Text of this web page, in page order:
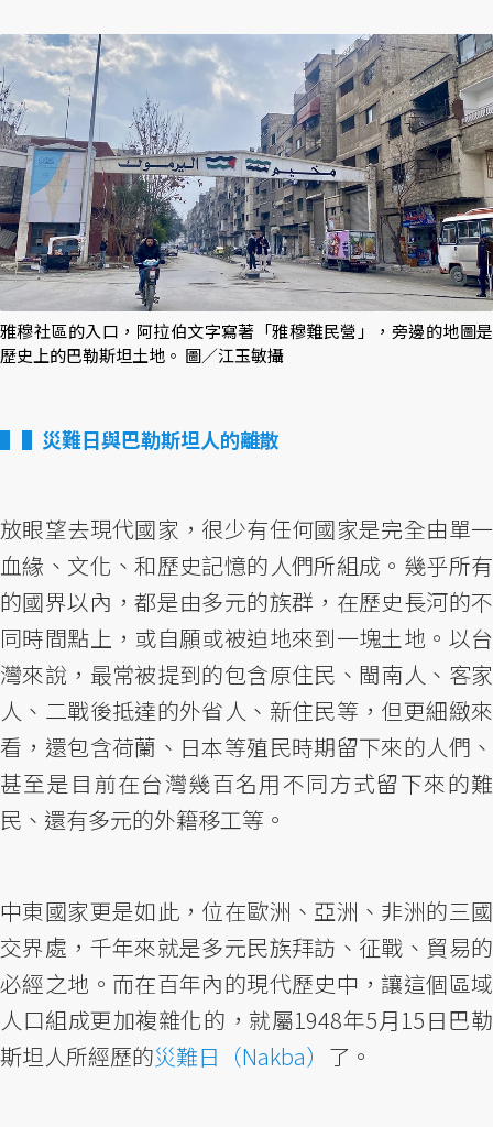
雅穆社區的入口，阿拉伯文字寫著「雅穆難民營」，旁邊的地圖是
歷史上的巴勒斯坦土地。 圖／江玉敏攝
▌災難日與巴勒斯坦人的離散
放眼望去現代國家，很少有任何國家是完全由單一
血緣、文化、和歷史記憶的人們所組成。幾乎所有
的國界以內，都是由多元的族群，在歷史長河的不
同時間點上，或自願或被迫地來到一塊土地。以台
灣來說，最常被提到的包含原住民、閩南人、客家
人、二戰後抵達的外省人、新住民等，但更細緻來
看，還包含荷蘭、日本等殖民時期留下來的人們、
甚至是目前在台灣幾百名用不同方式留下來的難
民、還有多元的外籍移工等。
中東國家更是如此，位在歐洲、亞洲、非洲的三國
交界處，千年來就是多元民族拜訪、征戰、貿易的
必經之地。而在百年內的現代歷史中，讓這個區域
人口組成更加複雜化的，就屬1948年5月15日巴勒
斯坦人所經歷的災難日（Nakba） 了。